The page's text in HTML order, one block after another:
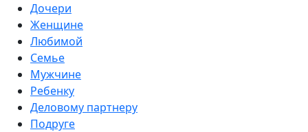
Дочери
Женщине
Любимой
Семье
Мужчине
Ребенку
Деловому партнеру
Подруге